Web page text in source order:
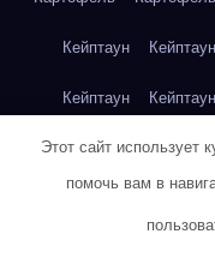
Кейптаун Кейптаун
Кейптаун Кейптаун
Кейптаун Кейптаун
Этот сайт использует
помочь вам в